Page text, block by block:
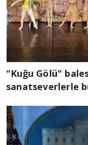
"Kuğu Gölü"
sanatseverlerle